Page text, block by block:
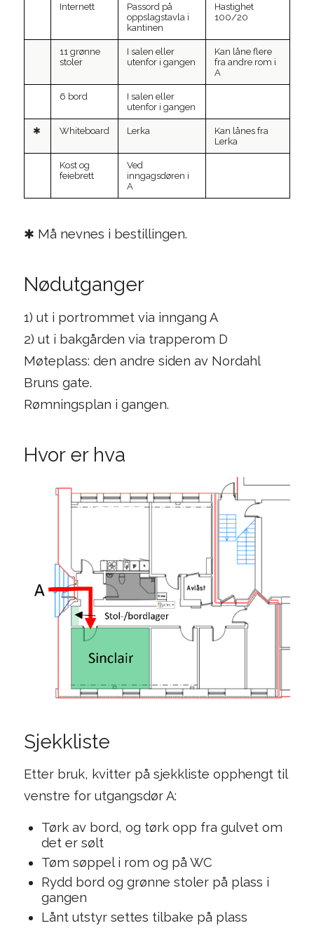
Internett
Passord på
oppslagstavla i
kantinen
Hastighet
100/20
11 grønne
stoler
I salen eller
utenfor i gangen
Kan låne flere
fra andre rom i
A
6 bord
I salen eller
utenfor i gangen
✱ Whiteboard Lerka
Kan lånes fra
Lerka
Kost og
feiebrett
Ved
inngagsdøren i
A
✱ Må nevnes i bestillingen.
Nødutganger
1) ut i portrommet via inngang A
2) ut i bakgården via trapperom D
Møteplass: den andre siden av Nordahl
Bruns gate.
Rømningsplan i gangen.
Hvor er hva
Sjekkliste
Etter bruk, kvitter på sjekkliste opphengt til
venstre for utgangsdør A:
Tørk av bord, og tørk opp fra gulvet om
det er sølt
Tøm søppel i rom og på WC
Rydd bord og grønne stoler på plass i
gangen
Lånt utstyr settes tilbake på plass